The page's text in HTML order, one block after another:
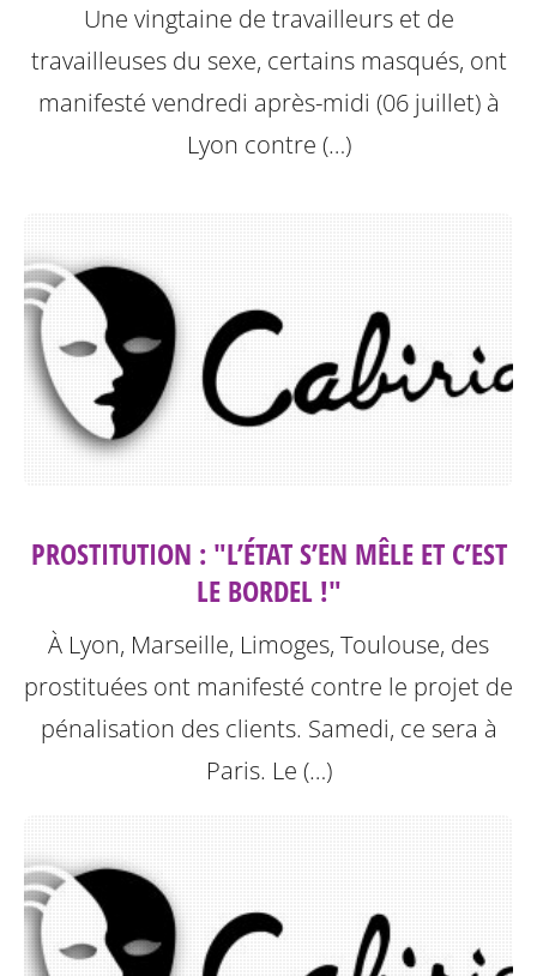
Une vingtaine de travailleurs et de
travailleuses du sexe, certains masqués, ont
manifesté vendredi après-midi (06 juillet) à
Lyon contre (…)
PROSTITUTION : "L’ÉTAT S’EN MÊLE ET C’EST
LE BORDEL !"
À Lyon, Marseille, Limoges, Toulouse, des
prostituées ont manifesté contre le projet de
pénalisation des clients. Samedi, ce sera à
Paris. Le (…)